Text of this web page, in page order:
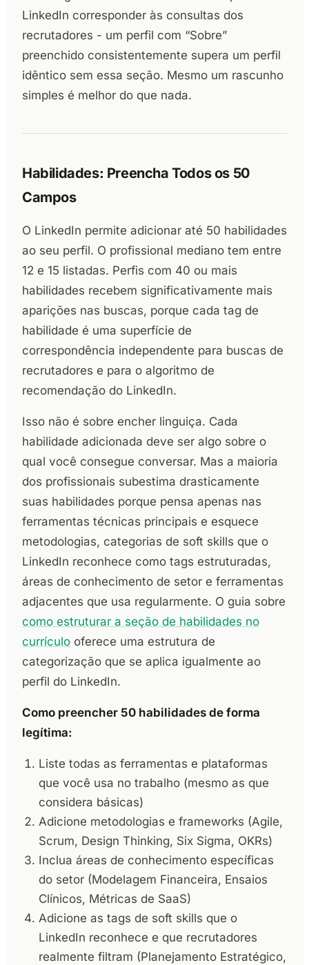
LinkedIn corresponder às consultas dos
recrutadores - um perfil com “Sobre”
preenchido consistentemente supera um perfil
idêntico sem essa seção. Mesmo um rascunho
simples é melhor do que nada.
Habilidades: Preencha Todos os 50
Campos
O LinkedIn permite adicionar até 50 habilidades
ao seu perfil. O profissional mediano tem entre
12 e 15 listadas. Perfis com 40 ou mais
habilidades recebem significativamente mais
aparições nas buscas, porque cada tag de
habilidade é uma superfície de
correspondência independente para buscas de
recrutadores e para o algoritmo de
recomendação do LinkedIn.
Isso não é sobre encher linguiça. Cada
habilidade adicionada deve ser algo sobre o
qual você consegue conversar. Mas a maioria
dos profissionais subestima drasticamente
suas habilidades porque pensa apenas nas
ferramentas técnicas principais e esquece
metodologias, categorias de soft skills que o
LinkedIn reconhece como tags estruturadas,
áreas de conhecimento de setor e ferramentas
adjacentes que usa regularmente. O guia sobre
como estruturar a seção de habilidades no
currículo oferece uma estrutura de
categorização que se aplica igualmente ao
perfil do LinkedIn.
Como preencher 50 habilidades de forma
legítima:
Liste todas as ferramentas e plataformas
que você usa no trabalho (mesmo as que
considera básicas)
Adicione metodologias e frameworks (Agile,
Scrum, Design Thinking, Six Sigma, OKRs)
Inclua áreas de conhecimento específicas
do setor (Modelagem Financeira, Ensaios
Clínicos, Métricas de SaaS)
Adicione as tags de soft skills que o
LinkedIn reconhece e que recrutadores
realmente filtram (Planejamento Estratégico,